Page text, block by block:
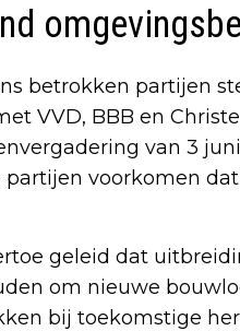
betrokken partijen
VVD, BBB en
van 3
voorkomen
geleid dat
om nieuwe
bij toekomstige